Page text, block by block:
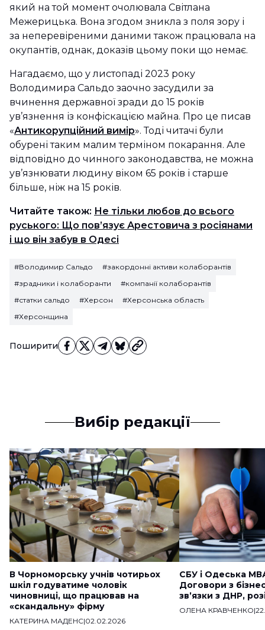
Поширити
який на той момент очолювала Світлана
Межерицька. Вона згодом зникла з поля зору і
за неперевіреними даними також працювала на
окупантів, однак, доказів цьому поки що немає.
Нагадаємо, що у листопаді 2023 року
Володимира Сальдо заочно засудили за
вчинення державної зради до 15 років
ув’язнення із конфіскацією майна. Про це писав
«Антикорупційний вимір». Тоді читачі були
обурені таким малим терміном покарання. Але
відповідно до чинного законодавства, не можна
ув’язнювати людину віком 65 років і старше
більше, ніж на 15 років.
Читайте також: Не тільки любов до всього
руського: Що пов’язує Арестовича з росіянами
і що він забув в Одесі
#Володимир Сальдо
#закордонні активи колаборантів
#зрадники і колаборанти
#компанії колаборантів
#статки сальдо
#Херсон
#Херсонська область
#Херсонщина
Вибір редакції
В Чорноморську учнів чотирьох
шкіл годуватиме чоловік
чиновниці, що працював на
«скандальну» фірму
КАТЕРИНА МАДЕНС|02.02.2026
СБУ і Одеська
Договори з
звʼязки з ДНР,
ОЛЕНА КРАВЧЕНКО|